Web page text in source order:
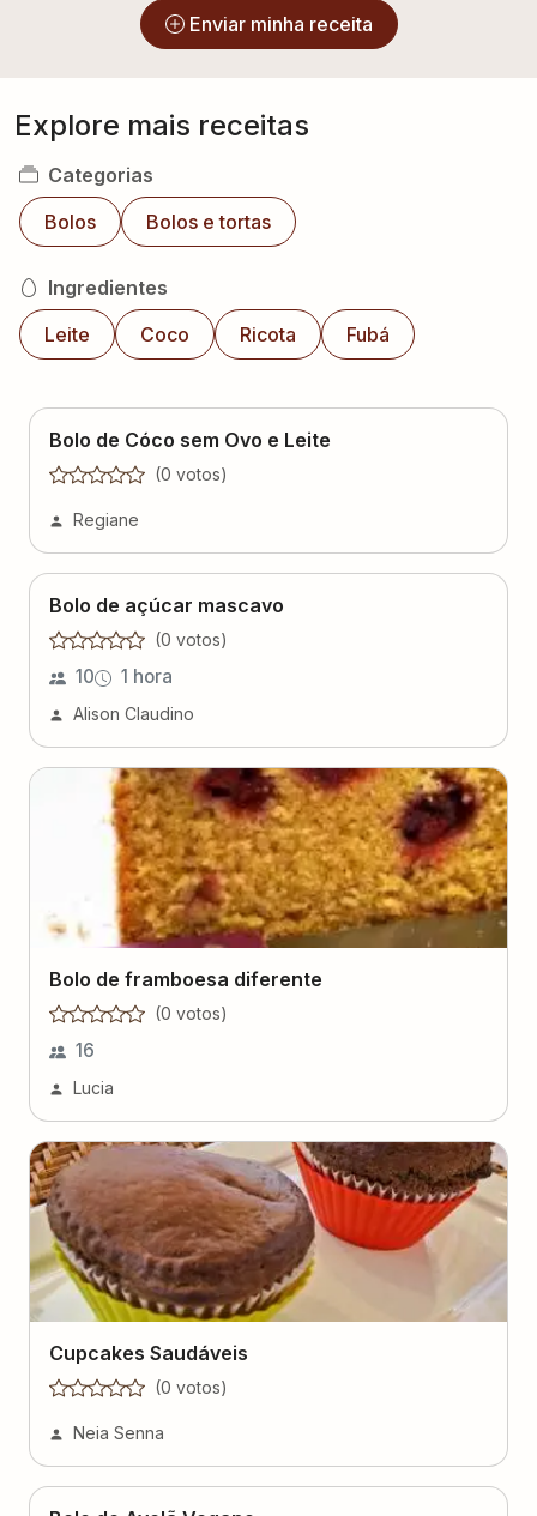
Enviar minha receita
Explore mais receitas
Categorias
Bolos
Bolos e tortas
Ingredientes
Leite
Coco Ricota Fubá
Bolo de Cóco sem Ovo e Leite
(0 votos)
Regiane
Bolo de açúcar mascavo
(0 votos)
10 1 hora
Alison Claudino
Bolo de framboesa diferente
(0 votos)
16
Lucia
Cupcakes Saudáveis
(0 votos)
Neia Senna